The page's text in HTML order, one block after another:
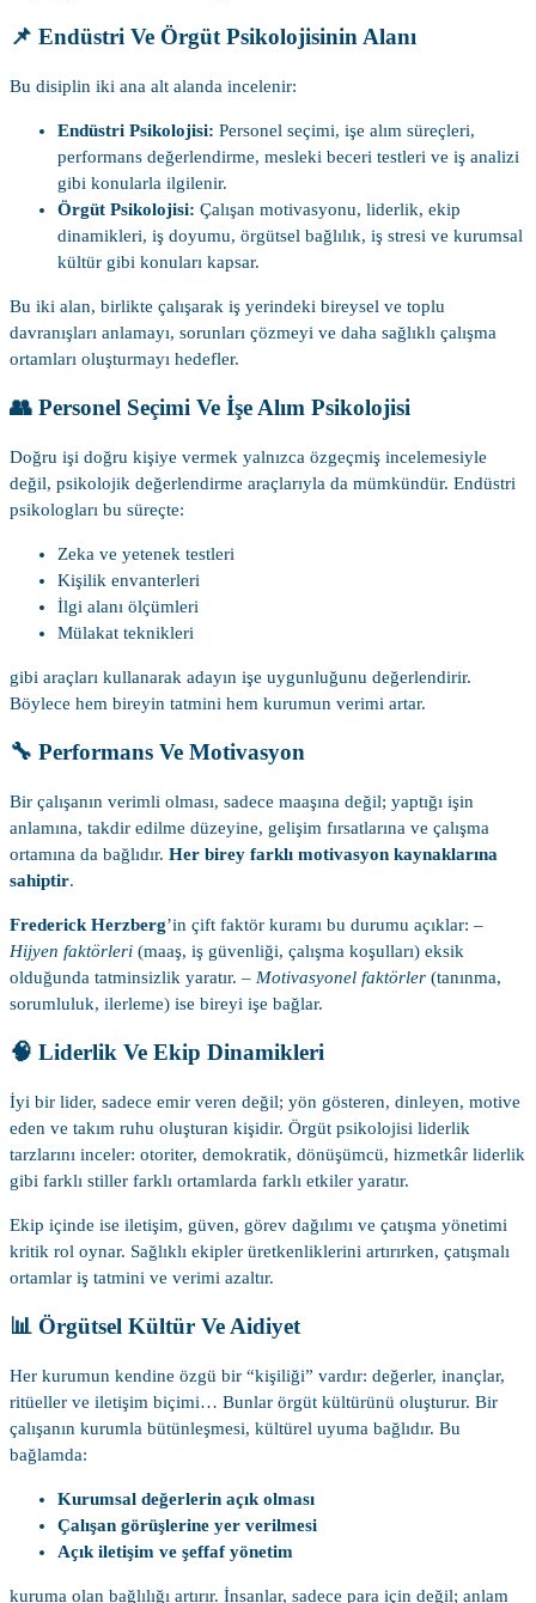
📌 Endüstri Ve Örgüt Psikolojisinin Alanı
Bu disiplin iki ana alt alanda incelenir:
Endüstri Psikolojisi: Personel seçimi, işe alım süreçleri,
performans değerlendirme, mesleki beceri testleri ve iş analizi
gibi konularla ilgilenir.
Örgüt Psikolojisi: Çalışan motivasyonu, liderlik, ekip
dinamikleri, iş doyumu, örgütsel bağlılık, iş stresi ve kurumsal
kültür gibi konuları kapsar.
Bu iki alan, birlikte çalışarak iş yerindeki bireysel ve toplu
davranışları anlamayı, sorunları çözmeyi ve daha sağlıklı çalışma
ortamları oluşturmayı hedefler.
👥 Personel Seçimi Ve İşe Alım Psikolojisi
Doğru işi doğru kişiye vermek yalnızca özgeçmiş incelemesiyle
değil, psikolojik değerlendirme araçlarıyla da mümkündür. Endüstri
psikologları bu süreçte:
Zeka ve yetenek testleri
Kişilik envanterleri
İlgi alanı ölçümleri
Mülakat teknikleri
gibi araçları kullanarak adayın işe uygunluğunu değerlendirir.
Böylece hem bireyin tatmini hem kurumun verimi artar.
🔧 Performans Ve Motivasyon
Bir çalışanın verimli olması, sadece maaşına değil; yaptığı işin
anlamına, takdir edilme düzeyine, gelişim fırsatlarına ve çalışma
ortamına da bağlıdır. Her birey farklı motivasyon kaynaklarına
sahiptir.
Frederick Herzberg’in çift faktör kuramı bu durumu açıklar: –
Hijyen faktörleri (maaş, iş güvenliği, çalışma koşulları) eksik
olduğunda tatminsizlik yaratır. – Motivasyonel faktörler (tanınma,
sorumluluk, ilerleme) ise bireyi işe bağlar.
🧠 Liderlik Ve Ekip Dinamikleri
İyi bir lider, sadece emir veren değil; yön gösteren, dinleyen, motive
eden ve takım ruhu oluşturan kişidir. Örgüt psikolojisi liderlik
tarzlarını inceler: otoriter, demokratik, dönüşümcü, hizmetkâr liderlik
gibi farklı stiller farklı ortamlarda farklı etkiler yaratır.
Ekip içinde ise iletişim, güven, görev dağılımı ve çatışma yönetimi
kritik rol oynar. Sağlıklı ekipler üretkenliklerini artırırken, çatışmalı
ortamlar iş tatmini ve verimi azaltır.
📊 Örgütsel Kültür Ve Aidiyet
Her kurumun kendine özgü bir “kişiliği” vardır: değerler, inançlar,
ritüeller ve iletişim biçimi… Bunlar örgüt kültürünü oluşturur. Bir
çalışanın kurumla bütünleşmesi, kültürel uyuma bağlıdır. Bu
bağlamda:
Kurumsal değerlerin açık olması
Çalışan görüşlerine yer verilmesi
Açık iletişim ve şeffaf yönetim
kuruma olan bağlılığı artırır. İnsanlar, sadece para için değil; anlam